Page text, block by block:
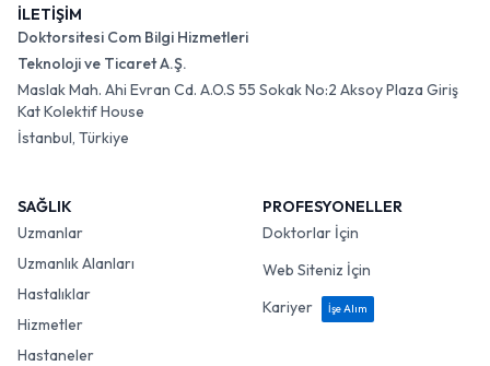
İLETİŞİM
Doktorsitesi Com Bilgi Hizmetleri
Teknoloji ve Ticaret A.Ş.
Maslak Mah. Ahi Evran Cd. A.O.S 55 Sokak No:2 Aksoy Plaza Giriş
Kat Kolektif House
İstanbul, Türkiye
SAĞLIK
Uzmanlar
Uzmanlık Alanları
Hastalıklar
Hizmetler
Hastaneler
PROFESYONELLER
Doktorlar İçin
Web Siteniz İçin
Kariyer
İşe Alım